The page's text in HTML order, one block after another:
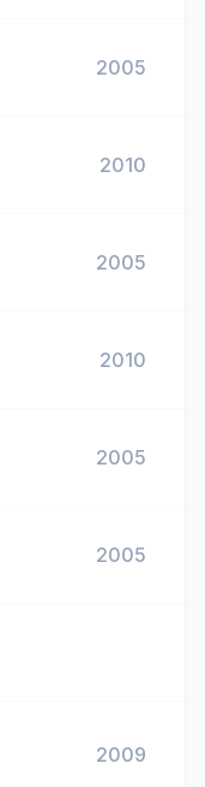
2005
2010
2005
2010
2005
2005
2009